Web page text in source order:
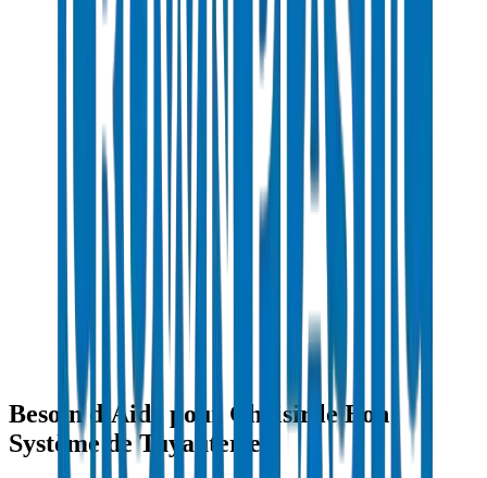
PVC Conduit Pipes / Fittings in Qatar
Besoin d'Aide pour Choisir le Bon
Système de Tuyauterie ?